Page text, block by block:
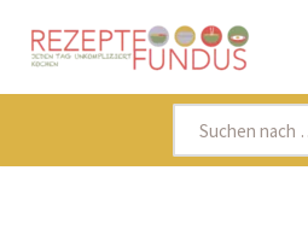
Zum
Inhalt